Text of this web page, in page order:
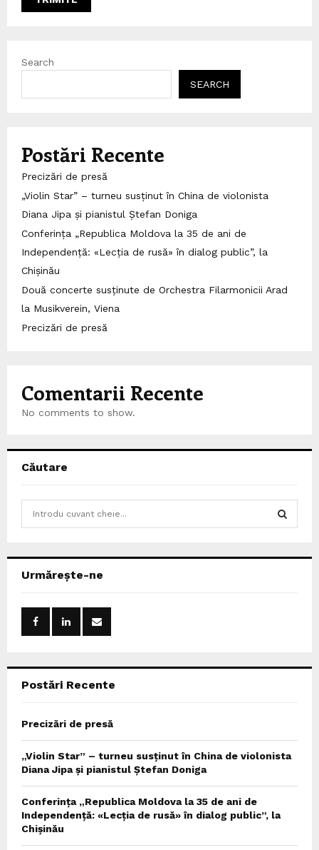
Search
SEARCH
Postări Recente
Precizări de presă
„Violin Star” – turneu susținut în China de violonista
Diana Jipa și pianistul Ștefan Doniga
Conferința „Republica Moldova la 35 de ani de
Independență: «Lecția de rusă» în dialog public”, la
Chișinău
Două concerte susținute de Orchestra Filarmonicii Arad
la Musikverein, Viena
Precizări de presă
Comentarii Recente
No comments to show.
Căutare
h
Urmărește-ne
Postări Recente
Precizări de presă
„Violin Star” – turneu susținut în China de violonista
Diana Jipa și pianistul Ștefan Doniga
Conferința „Republica Moldova la 35 de ani de
Independență: «Lecția de rusă» în dialog public”, la
Chișinău